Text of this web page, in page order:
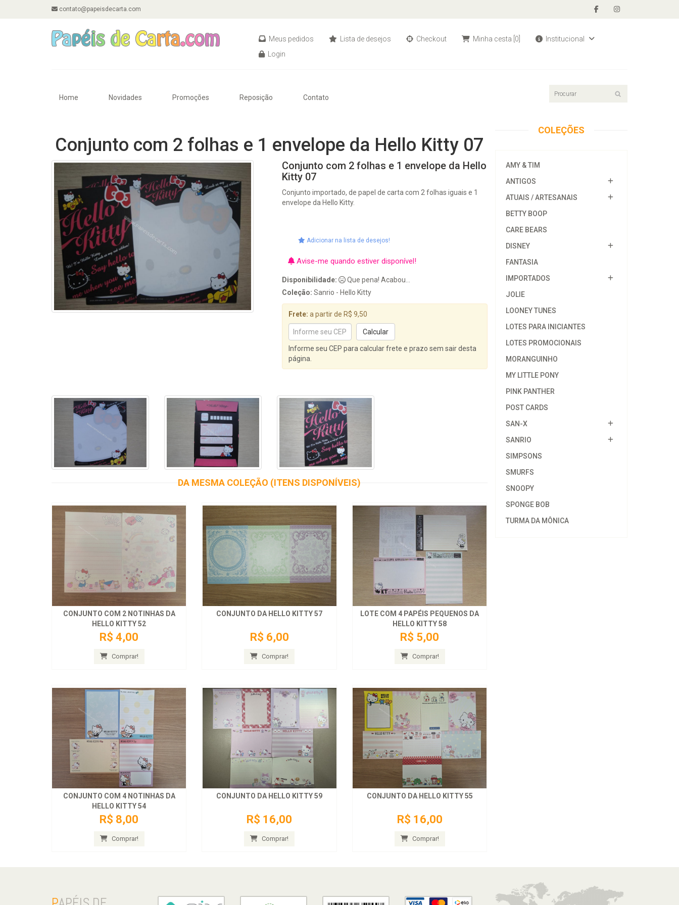
contato@papeisdecarta.com
Meus pedidos Lista de desejos Checkout Minha cesta [0]
Institucional
Login
Home Novidades Promoções Reposição Contato
Conjunto com 2 folhas e 1 envelope da Hello Kitty 07
Conjunto com 2 folhas e 1 envelope da Hello
Kitty 07
Conjunto importado, de papel de carta com 2 folhas iguais e 1
envelope da Hello Kitty.
Adicionar na lista de desejos!
Avise-me quando estiver disponível!
Disponibilidade:
Que pena! Acabou...
Coleção: Sanrio - Hello Kitty
Frete: a partir de R$ 9,50
Informe seu CEP para calcular frete e prazo sem sair desta
página.
DA MESMA COLEÇÃO (ITENS DISPONÍVEIS)
CONJUNTO COM 2 NOTINHAS DA
HELLO KITTY 52
R$ 4,00
Comprar!
CONJUNTO DA HELLO KITTY 57
R$ 6,00
Comprar!
LOTE COM 4 PAPÉIS PEQUENOS DA
HELLO KITTY 58
R$ 5,00
Comprar!
CONJUNTO COM 4 NOTINHAS DA
HELLO KITTY 54
R$ 8,00
Comprar!
CONJUNTO DA HELLO KITTY 59
R$ 16,00
Comprar!
CONJUNTO DA HELLO KITTY 55
R$ 16,00
Comprar!
COLEÇÕES
AMY & TIM
ANTIGOS
ATUAIS / ARTESANAIS
BETTY BOOP
CARE BEARS
DISNEY
FANTASIA
IMPORTADOS
JOLIE
LOONEY TUNES
LOTES PARA INICIANTES
LOTES PROMOCIONAIS
MORANGUINHO
MY LITTLE PONY
PINK PANTHER
POST CARDS
SAN-X
SANRIO
SIMPSONS
SMURFS
SNOOPY
SPONGE BOB
TURMA DA MÔNICA